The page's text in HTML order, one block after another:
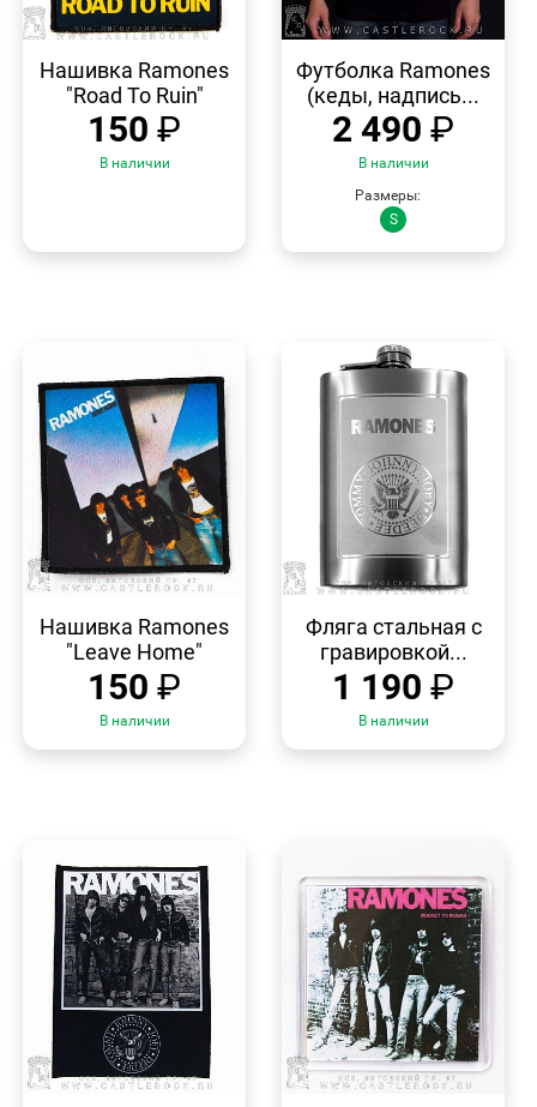
ПРОСМОТР
Нашивка Ramones
"Road To Ruin"
150 ₽
В наличии
ПРОСМОТР
Футболка Ramones
(кеды, надпись...
2 490 ₽
В наличии
Размеры:
S
ПРОСМОТР
Нашивка Ramones
"Leave Home"
150 ₽
В наличии
ПРОСМОТР
Фляга стальная с
гравировкой...
1 190 ₽
В наличии